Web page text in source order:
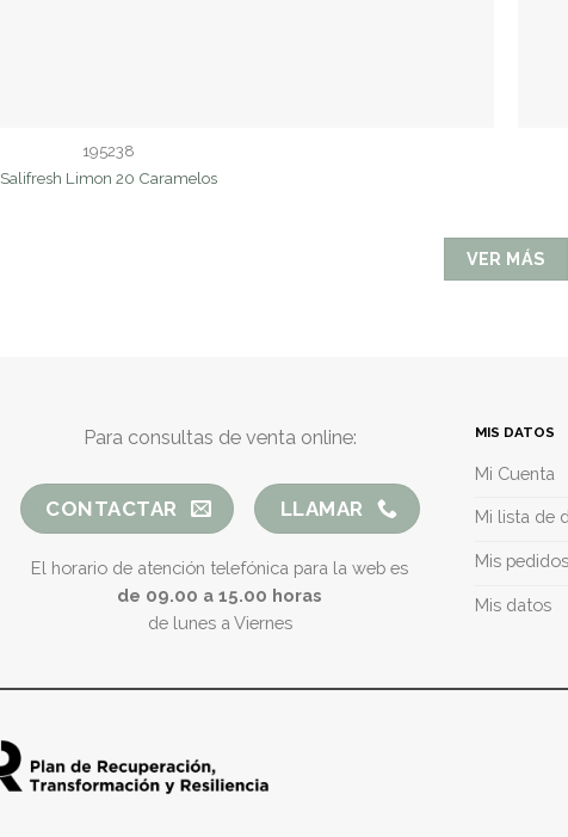
195238
Salifresh Limon 20 Caramelos
VER MÁS
Para consultas de venta online:
CONTACTAR LLAMAR
El horario de atención telefónica para la web es
de 09.00 a 15.00 horas
de lunes a Viernes
MIS DATOS
Mi Cuenta
Mi lista de
Mis pedidos
Mis datos